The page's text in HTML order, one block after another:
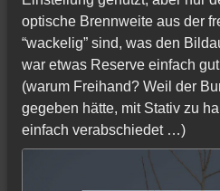
optische Brennweite aus der
“wackelig” sind, was den
war etwas Reserve einfach
(warum Freihand? Weil der
gegeben hätte, mit Stativ zu
einfach verabschiedet …)